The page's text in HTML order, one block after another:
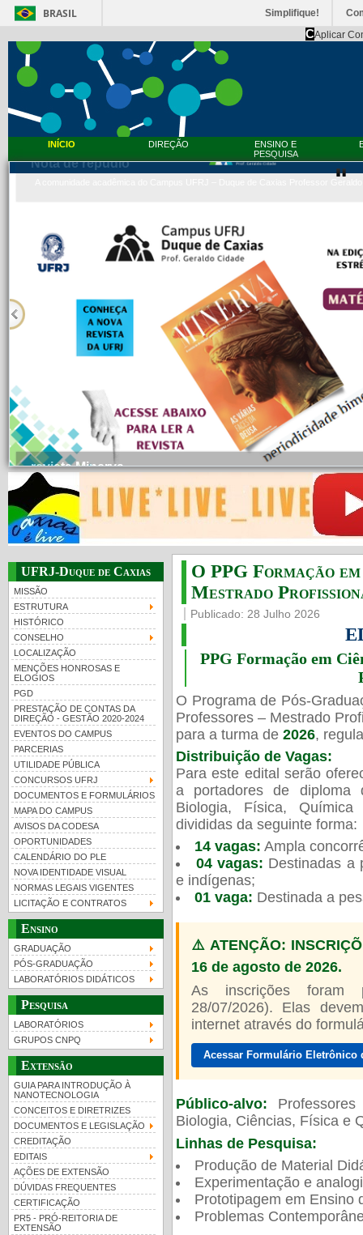
BRASIL Simplifique!
CAplicar
INÍCIO DIREÇÃO
ENSINO E
PESQUISA
Nota de repúdio
A comunidade acadêmica do Campus UFRJ – Duque de Caxias Professor
UFRJ-Duque de Caxias
MISSÃO
ESTRUTURA
HISTÓRICO
CONSELHO
LOCALIZAÇÃO
MENÇÕES HONROSAS E
ELOGIOS
PGD
PRESTAÇÃO DE CONTAS DA
DIREÇÃO - GESTÃO 2020-2024
EVENTOS DO CAMPUS
PARCERIAS
UTILIDADE PÚBLICA
CONCURSOS UFRJ
DOCUMENTOS E FORMULÁRIOS
MAPA DO CAMPUS
AVISOS DA CODESA
OPORTUNIDADES
CALENDÁRIO DO PLE
NOVA IDENTIDADE VISUAL
NORMAS LEGAIS VIGENTES
LICITAÇÃO E CONTRATOS
Ensino
GRADUAÇÃO
PÓS-GRADUAÇÃO
LABORATÓRIOS DIDÁTICOS
Pesquisa
LABORATÓRIOS
GRUPOS CNPQ
Extensão
GUIA PARA INTRODUÇÃO À
NANOTECNOLOGIA
CONCEITOS E DIRETRIZES
DOCUMENTOS E LEGISLAÇÃO
CREDITAÇÃO
EDITAIS
AÇÕES DE EXTENSÃO
DÚVIDAS FREQUENTES
CERTIFICAÇÃO
PR5 - PRÓ-REITORIA DE
EXTENSÃO
O PPG Formação
Mestrado
Publicado: 28 Julho 2026
PPG Formação em
O Programa de Pós-
Professores – Mestrado
para a turma de 2026,
Distribuição de Vagas:
Para este edital serão
a portadores de diploma
Biologia, Física,
divididas da seguinte forma:
14 vagas: Ampla
04 vagas: Destinadas a
e indígenas;
01 vaga: Destinada a
⚠️ ATENÇÃO:
16 de agosto de 2026.
As inscrições foram
28/07/2026). Elas
internet através do
Acessar Formulário
Público-alvo:
Biologia, Ciências, Física e
Linhas de Pesquisa:
Produção de Material
Experimentação e
Prototipagem em Ensino
Problemas
Guia de boas práticas
UFRJ 100 anos